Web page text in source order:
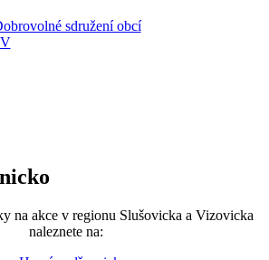
na akce v regionu Slušovicka a Vizovicka
naleznete na: